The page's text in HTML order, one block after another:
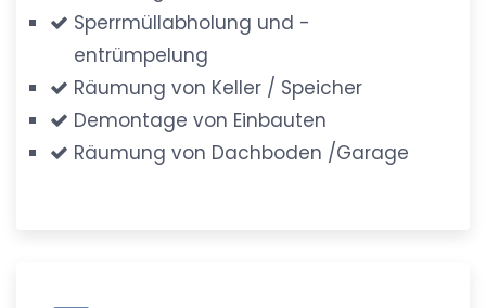
Sperrmüllabholung und -
entrümpelung
Räumung von Keller / Speicher
Demontage von Einbauten
Räumung von Dachboden /Garage